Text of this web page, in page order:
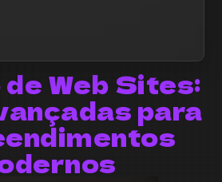
Web Sites:
para